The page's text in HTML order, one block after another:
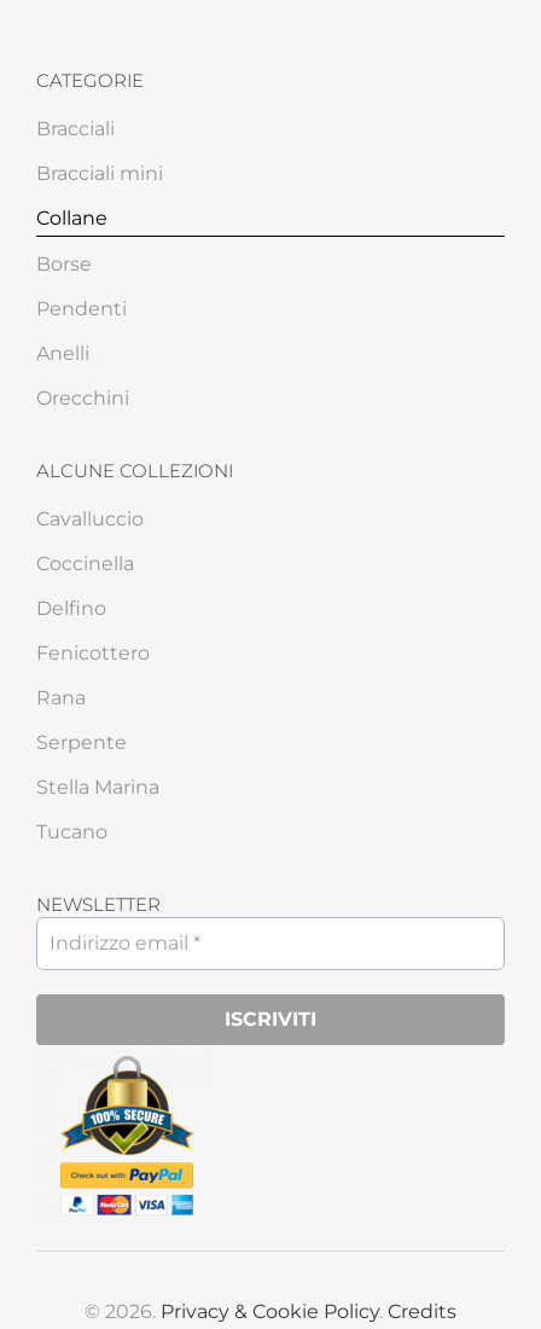
CATEGORIE
Bracciali
Bracciali mini
Collane
Borse
Pendenti
Anelli
Orecchini
ALCUNE COLLEZIONI
Cavalluccio
Coccinella
Delfino
Fenicottero
Rana
Serpente
Stella Marina
Tucano
NEWSLETTER
© 2026. Privacy & Cookie Policy. Credits